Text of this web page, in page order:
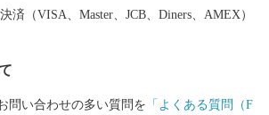
済（VISA、Master、JCB、Diners、AMEX）
問い合わせの多い質問を 「よくある質問（F